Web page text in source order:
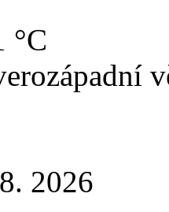
°C
2026